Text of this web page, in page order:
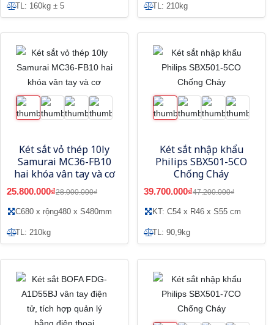
TL: 160kg ± 5 TL: 210kg
Két sắt vỏ thép 10ly
Samurai MC36-FB10
hai khóa vân tay và cơ
25.800.000₫28.000.000₫
C680 x rộng480 x S480mm
TL: 210kg
Két sắt nhập khẩu
Philips SBX501-5CO
Chống Cháy
39.700.000₫47.200.000₫
KT: C54 x R46 x S55 cm
TL: 90,9kg